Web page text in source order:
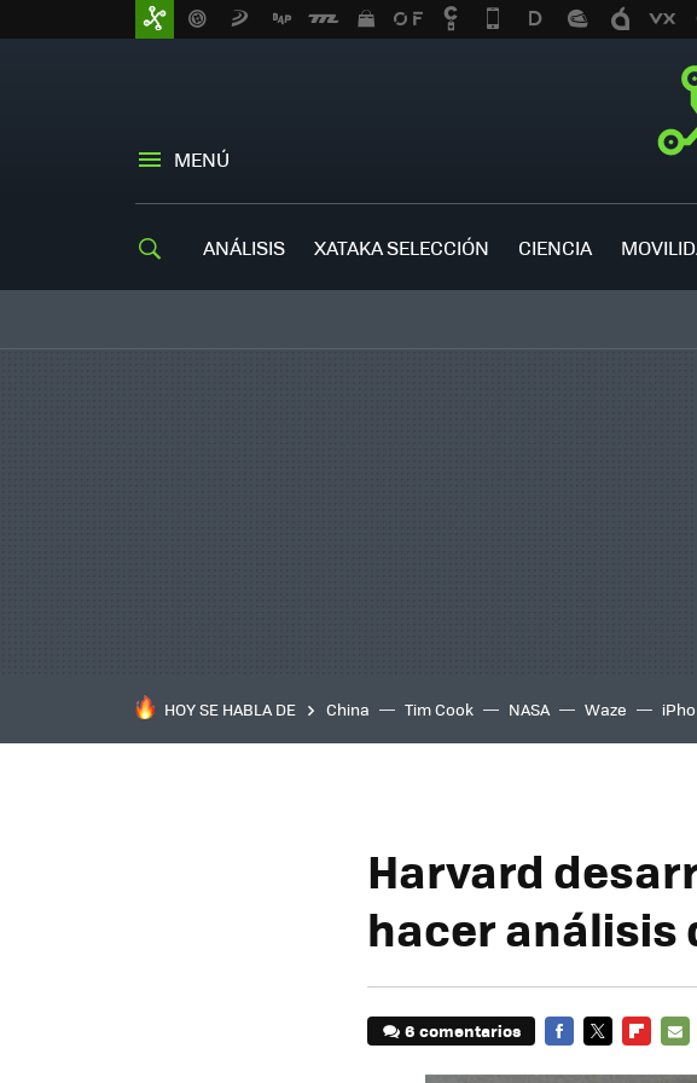
MENÚ
ANÁLISIS XATAKA SELECCIÓN CIENCIA
HOY SE HABLA DE China Tim Cook NASA Waze
Harvard
hacer análisis
6 comentarios